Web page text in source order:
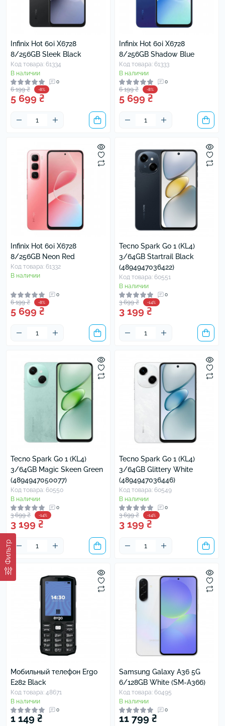
Фильтр
Infinix Hot 60i X6728
8/256GB Sleek Black
Код товара: 61334
В наличии
0
6 199 ₴ -8%
5 699 ₴
Infinix Hot 60i X6728
8/256GB Shadow Blue
Код товара: 61333
В наличии
0
6 199 ₴ -8%
5 699 ₴
Infinix Hot 60i X6728
8/256GB Neon Red
Код товара: 61332
В наличии
0
6 199 ₴ -8%
5 699 ₴
Tecno Spark Go 1 (KL4)
3/64GB Startrail Black
(4894947036422)
Код товара: 60551
В наличии
0
3 699 ₴ -14%
3 199 ₴
Tecno Spark Go 1 (KL4)
3/64GB Magic Skeen Green
(4894947050077)
Код товара: 60550
В наличии
0
3 699 ₴ -14%
3 199 ₴
Tecno Spark Go 1 (KL4)
3/64GB Glittery White
(4894947036446)
Код товара: 60549
В наличии
0
3 699 ₴ -14%
3 199 ₴
Мобильный телефон Ergo
E282 Black
Код товара: 48671
В наличии
0
1 149 ₴
Samsung Galaxy A36 5G
6/128GB White (SM-A366)
Код товара: 60495
В наличии
0
11 799 ₴